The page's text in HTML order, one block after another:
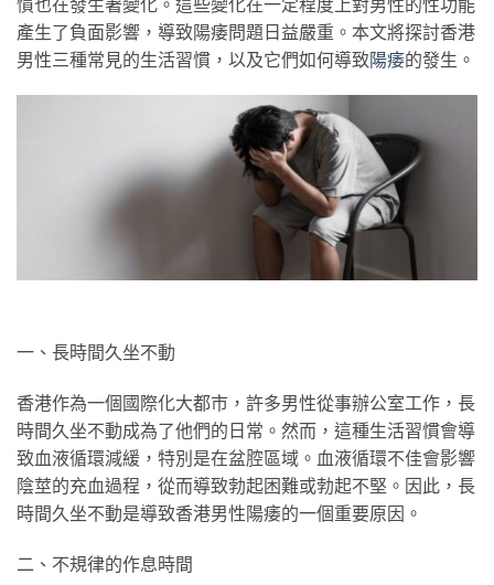
產生了負面影響，導致陽痿問題日益嚴重。本文將探討香港
男性三種常見的生活習慣，以及它們如何導致陽痿的發生。
一、長時間久坐不動
香港作為一個國際化大都市，許多男性從事辦公室工作，長
時間久坐不動成為了他們的日常。然而，這種生活習慣會導
致血液循環減緩，特別是在盆腔區域。血液循環不佳會影響
陰莖的充血過程，從而導致勃起困難或勃起不堅。因此，長
時間久坐不動是導致香港男性陽痿的一個重要原因。
二、不規律的作息時間